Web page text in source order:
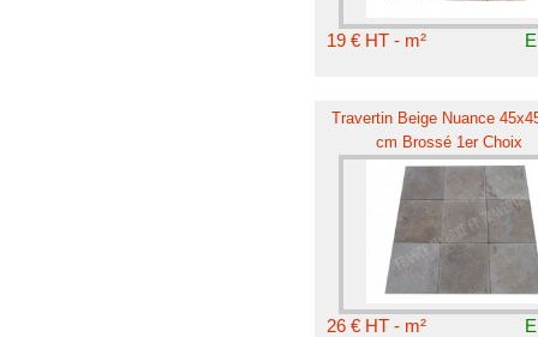
19 € HT - m²
Travertin Beige Nuance
cm Brossé 1er Choix
26 € HT - m²